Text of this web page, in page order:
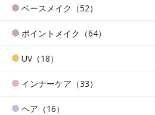
ベースメイク（52）
ポイントメイク（64）
UV（18）
インナーケア（33）
ヘア（16）